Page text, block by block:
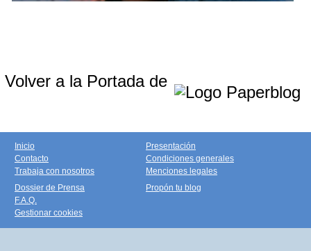
Volver a la Portada de
Inicio
Contacto
Trabaja con nosotros
Presentación
Condiciones generales
Menciones legales
Dossier de Prensa
F.A.Q.
Gestionar cookies
Propón tu blog